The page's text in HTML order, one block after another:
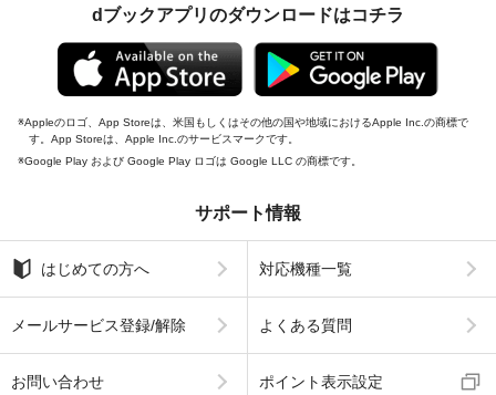
dブックアプリのダウンロードはコチラ
Appleのロゴ、App Storeは、米国もしくはその他の国や地域におけるApple Inc.の商標で
す。App Storeは、Apple Inc.のサービスマークです。
Google Play および Google Play ロゴは Google LLC の商標です。
サポート情報
はじめての方へ 対応機種一覧
メールサービス登録/解除 よくある質問
お問い合わせ ポイント表示設定